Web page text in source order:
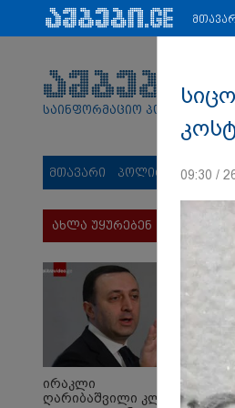
პარტნიორები: ახალი ამბები
საინფორმაციო პორტალი
მთავარი პოლიტიკა
ახლა უყურებენ
ირაკლი
ღარიბაშვილი კლინიკაში
09:30 /